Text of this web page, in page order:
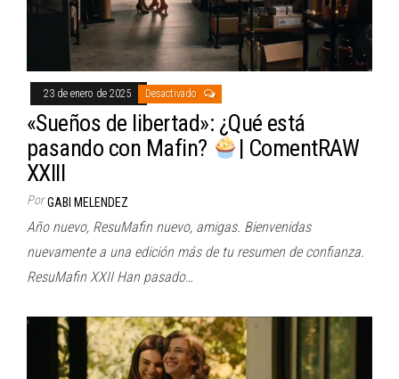
23 de enero de 2025 Desactivado
«Sueños de libertad»: ¿Qué está
pasando con Mafin?
| ComentRAW
XXIII
Por GABI MELENDEZ
Año nuevo, ResuMafin nuevo, amigas. Bienvenidas
nuevamente a una edición más de tu resumen de confianza.
ResuMafin XXII Han pasado…